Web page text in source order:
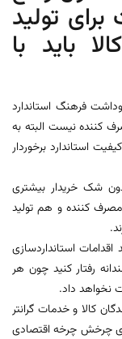
تولید
باید با
فرهنگ استاندارد
کننده نیست البته به
استاندارد برخوردار
شک خریدار بیشتری
کننده و هم تولید
اقدامات استانداردسازی
رفتار کنید چون هر
نخواهد داد.
کالا و خدمات گرانتر
چرخش چرخه اقتصادی